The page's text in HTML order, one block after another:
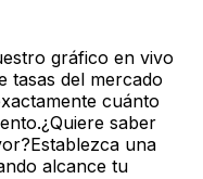
gráfico en vivo
tasas del mercado
cuánto
saber
una
alcance tu